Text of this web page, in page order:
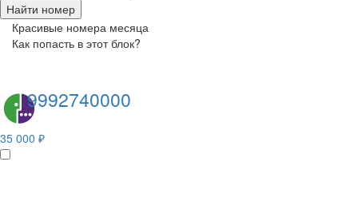
Найти номер
Красивые номера месяца
Как попасть в этот блок?
9992740000
35 000 ₽